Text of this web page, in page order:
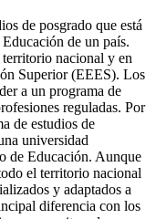
de posgrado que está
de un país.
nacional y en
Superior (EEES). Los
a un programa de
reguladas. Por
de estudios de
universidad
de Educación. Aunque
el territorio nacional
y adaptados a
diferencia con los